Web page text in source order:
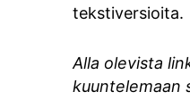
tekstiversioita.
Alla olevista
kuuntelemaan